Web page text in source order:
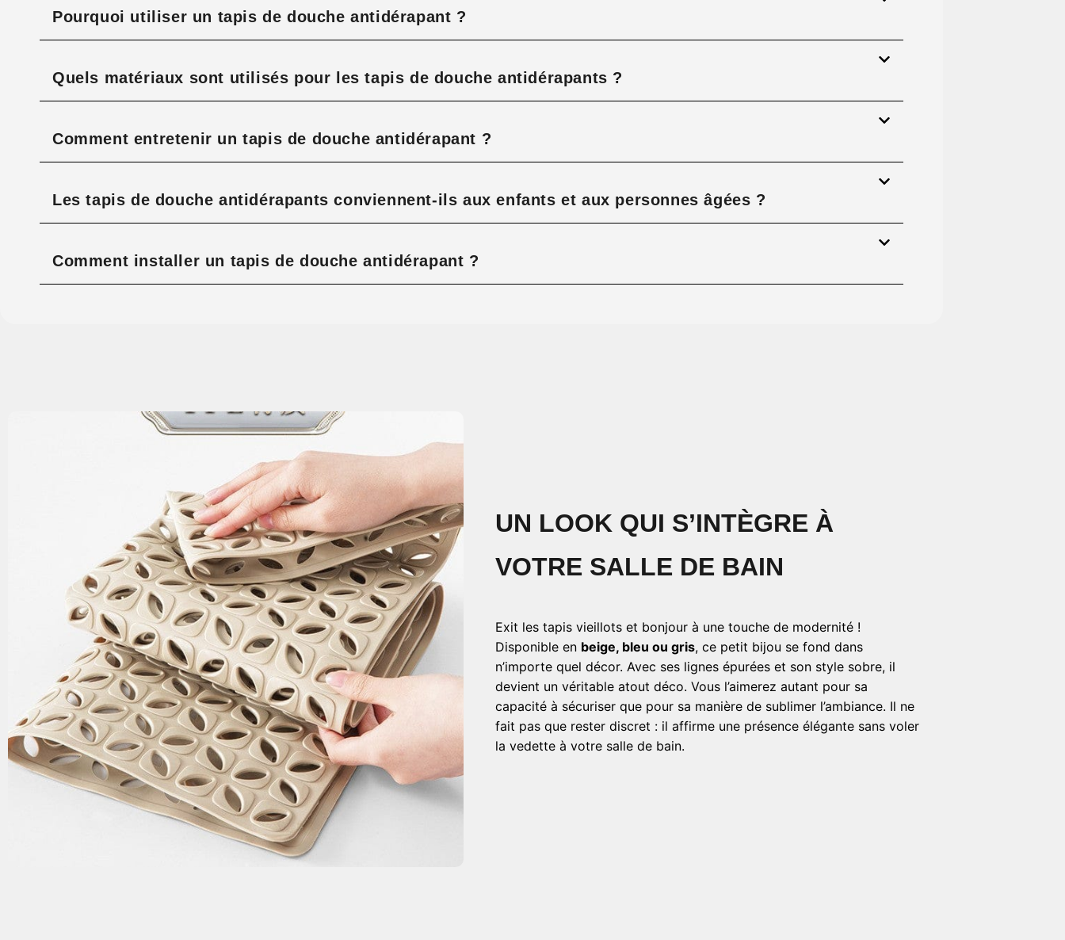
Pourquoi utiliser un tapis de douche antidérapant ?
Quels matériaux sont utilisés pour les tapis de douche antidérapants ?
Comment entretenir un tapis de douche antidérapant ?
Les tapis de douche antidérapants conviennent-ils aux enfants et aux personnes âgées ?
Comment installer un tapis de douche antidérapant ?
UN LOOK QUI S’INTÈGRE À
VOTRE SALLE DE BAIN
Exit les tapis vieillots et bonjour à une touche de modernité !
Disponible en beige, bleu ou gris, ce petit bijou se fond dans
n’importe quel décor. Avec ses lignes épurées et son style sobre, il
devient un véritable atout déco. Vous l’aimerez autant pour sa
capacité à sécuriser que pour sa manière de sublimer l’ambiance. Il ne
fait pas que rester discret : il affirme une présence élégante sans voler
la vedette à votre salle de bain.